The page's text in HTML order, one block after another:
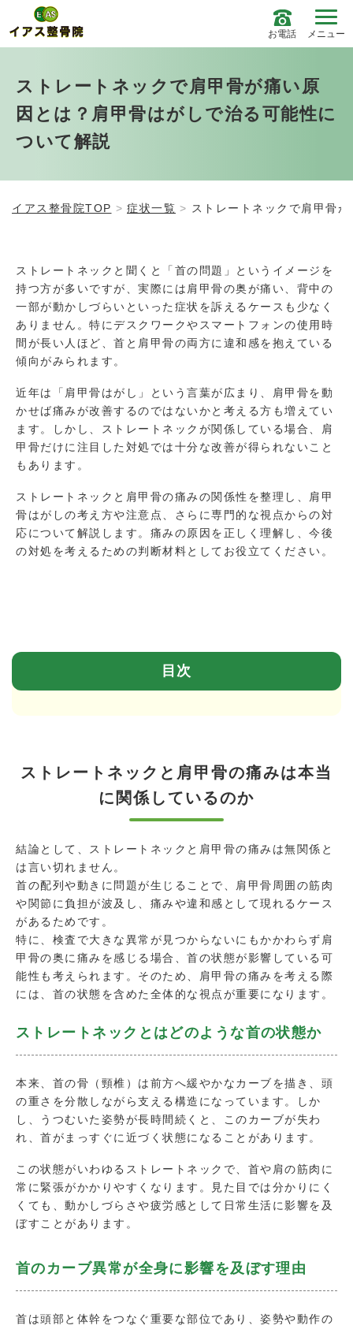
お電話 メニュー
ストレートネックで肩甲骨が痛い原
因とは？肩甲骨はがしで治る可能性に
ついて解説
イアス整骨院TOP 症状一覧 ストレートネックで肩甲骨
ストレートネックと聞くと「首の問題」というイメージを
持つ方が多いですが、実際には肩甲骨の奥が痛い、背中の
一部が動かしづらいといった症状を訴えるケースも少なく
ありません。特にデスクワークやスマートフォンの使用時
間が長い人ほど、首と肩甲骨の両方に違和感を抱えている
傾向がみられます。
近年は「肩甲骨はがし」という言葉が広まり、肩甲骨を動
かせば痛みが改善するのではないかと考える方も増えてい
ます。しかし、ストレートネックが関係している場合、肩
甲骨だけに注目した対処では十分な改善が得られないこと
もあります。
ストレートネックと肩甲骨の痛みの関係性を整理し、肩甲
骨はがしの考え方や注意点、さらに専門的な視点からの対
応について解説します。痛みの原因を正しく理解し、今後
の対処を考えるための判断材料としてお役立てください。
目次
ストレートネックと肩甲骨の痛みは本当
に関係しているのか
結論として、ストレートネックと肩甲骨の痛みは無関係と
は言い切れません。
首の配列や動きに問題が生じることで、肩甲骨周囲の筋肉
や関節に負担が波及し、痛みや違和感として現れるケース
があるためです。
特に、検査で大きな異常が見つからないにもかかわらず肩
甲骨の奥に痛みを感じる場合、首の状態が影響している可
能性も考えられます。そのため、肩甲骨の痛みを考える際
には、首の状態を含めた全体的な視点が重要になります。
ストレートネックとはどのような首の状態か
本来、首の骨（頸椎）は前方へ緩やかなカーブを描き、頭
の重さを分散しながら支える構造になっています。しか
し、うつむいた姿勢が長時間続くと、このカーブが失わ
れ、首がまっすぐに近づく状態になることがあります。
この状態がいわゆるストレートネックで、首や肩の筋肉に
常に緊張がかかりやすくなります。見た目では分かりにく
くても、動かしづらさや疲労感として日常生活に影響を及
ぼすことがあります。
首のカーブ異常が全身に影響を及ぼす理由
首は頭部と体幹をつなぐ重要な部位であり、姿勢や動作の